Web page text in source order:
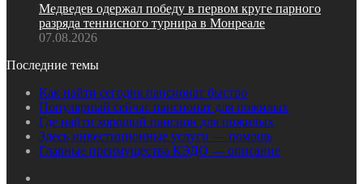
Медведев одержал победу в первом круге парного
разряда теннисного турнира в Монреале
07.08.2026
Последние темы
Как найти сегодня пансионат быстро
Популярный сейчас пансионат для пожилых
Где найти хороший пансион для пожилых
Здесь инвестиционные услуги — помощь
Главные преимущества КЭДО — описание